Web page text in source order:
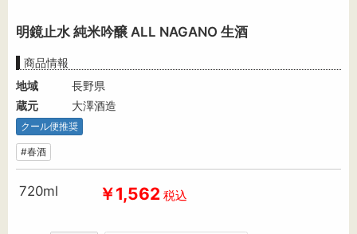
明鏡止水 純米吟醸 ALL NAGANO 生酒
商品情報
地域
長野県
蔵元
大澤酒造
クール便推奨
#春酒
720ml ￥1,562 税込